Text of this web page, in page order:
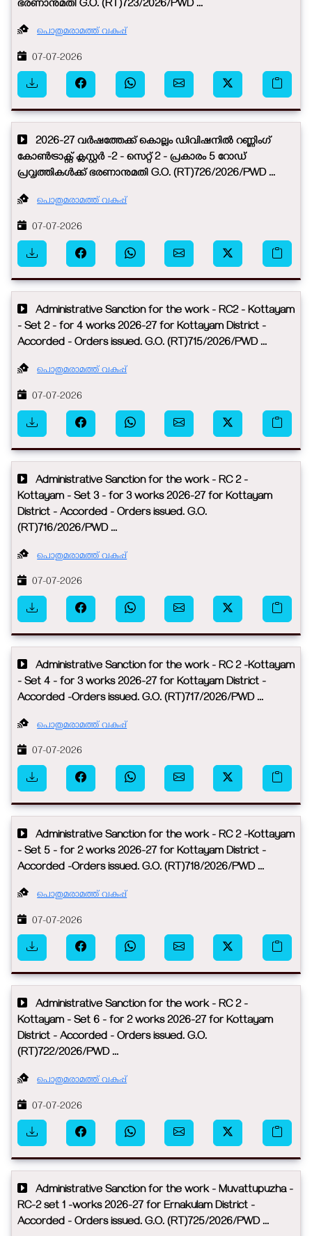
ഭരണാനുമതി G.O. (RT)723/2026/PWD ...
പൊതുമരാമത്ത് വകുപ്പ്
07-07-2026
2026-27 വർഷത്തേക്ക് കൊല്ലം ഡിവിഷനിൽ റണ്ണിംഗ്
കോൺട്രാക്റ്റ് ക്ലസ്റ്റർ -2 - സെറ്റ് 2 - പ്രകാരം 5 റോഡ്
പ്രവൃത്തികൾക്ക് ഭരണാനുമതി G.O. (RT)726/2026/PWD ...
പൊതുമരാമത്ത് വകുപ്പ്
07-07-2026
Administrative Sanction for the work - RC2 - Kottayam
- Set 2 - for 4 works 2026-27 for Kottayam District -
Accorded - Orders issued. G.O. (RT)715/2026/PWD ...
പൊതുമരാമത്ത് വകുപ്പ്
07-07-2026
Administrative Sanction for the work - RC 2 -
Kottayam - Set 3 - for 3 works 2026-27 for Kottayam
District - Accorded - Orders issued. G.O.
(RT)716/2026/PWD ...
പൊതുമരാമത്ത് വകുപ്പ്
07-07-2026
Administrative Sanction for the work - RC 2 -Kottayam
- Set 4 - for 3 works 2026-27 for Kottayam District -
Accorded -Orders issued. G.O. (RT)717/2026/PWD ...
പൊതുമരാമത്ത് വകുപ്പ്
07-07-2026
Administrative Sanction for the work - RC 2 -Kottayam
- Set 5 - for 2 works 2026-27 for Kottayam District -
Accorded -Orders issued. G.O. (RT)718/2026/PWD ...
പൊതുമരാമത്ത് വകുപ്പ്
07-07-2026
Administrative Sanction for the work - RC 2 -
Kottayam - Set 6 - for 2 works 2026-27 for Kottayam
District - Accorded - Orders issued. G.O.
(RT)722/2026/PWD ...
പൊതുമരാമത്ത് വകുപ്പ്
07-07-2026
Administrative Sanction for the work - Muvattupuzha -
RC-2 set 1 -works 2026-27 for Ernakulam District -
Accorded - Orders issued. G.O. (RT)725/2026/PWD ...